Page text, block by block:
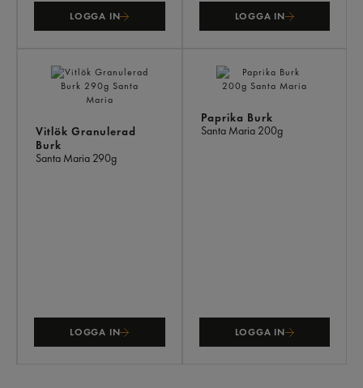
LOGGA IN LOGGA IN
Vitlök Granulerad
Burk
Santa Maria 290g
LOGGA IN
Paprika Burk
Santa Maria 200g
LOGGA IN